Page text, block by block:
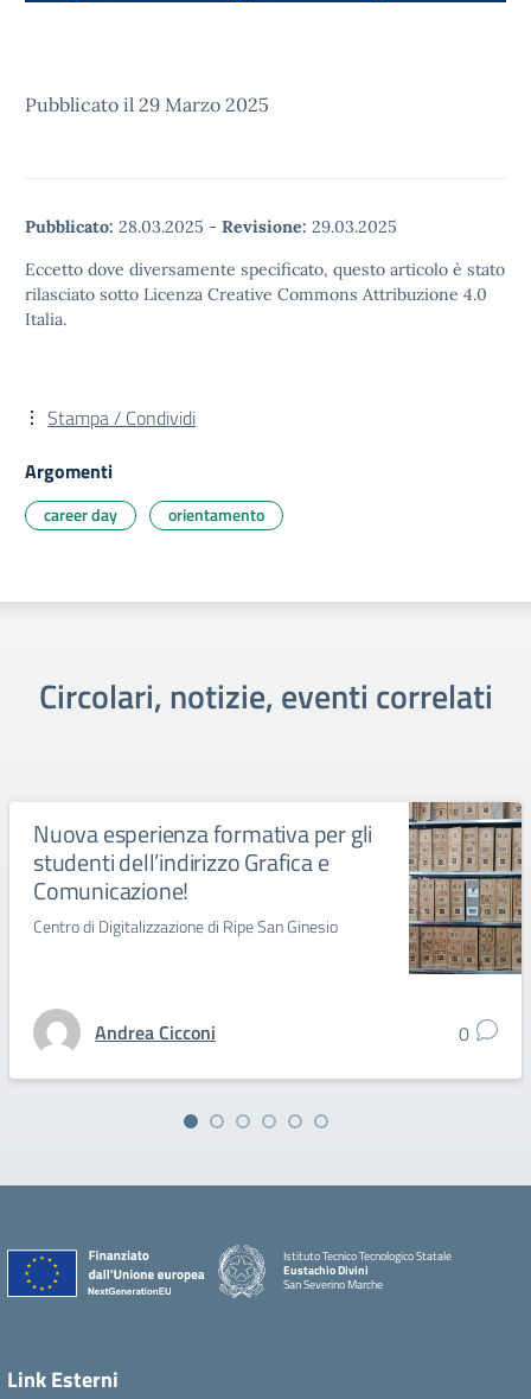
Pubblicato il 29 Marzo 2025
Pubblicato: 28.03.2025 - Revisione: 29.03.2025
Eccetto dove diversamente specificato, questo articolo è stato
rilasciato sotto Licenza Creative Commons Attribuzione 4.0
Italia.
Stampa / Condividi
Argomenti
career day orientamento
Circolari, notizie, eventi correlati
Nuova esperienza formativa per gli
studenti dell’indirizzo Grafica e
Comunicazione!
Centro di Digitalizzazione di Ripe San Ginesio
Andrea Cicconi 0
Istituto Tecnico Tecnologico Statale
Eustachio Divini
San Severino Marche
Link Esterni